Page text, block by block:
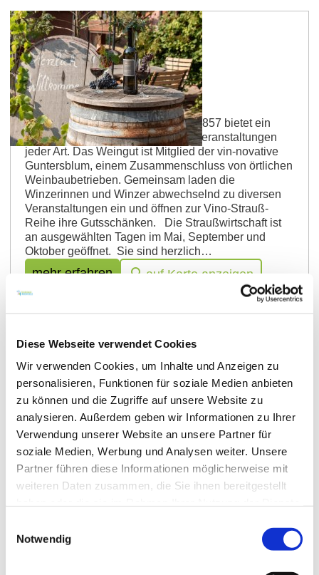
Diese Webseite verwendet Cookies
Wir verwenden Cookies, um Inhalte und Anzeigen zu
personalisieren, Funktionen für soziale Medien anbieten
zu können und die Zugriffe auf unsere Website zu
analysieren. Außerdem geben wir Informationen zu Ihrer
Verwendung unserer Website an unsere Partner für
soziale Medien, Werbung und Analysen weiter. Unsere
Partner führen diese Informationen möglicherweise mit
weiteren Daten zusammen, die Sie ihnen bereitgestellt
Notwendig
Guntersblum
Straußwirtschaft bei Strubs
Das Kreuzgewölbe aus dem Jahr 1857 bietet ein
außergewöhnliches Ambiente für Veranstaltungen
jeder Art. Das Weingut ist Mitglied der vin-novative
Guntersblum, einem Zusammenschluss von örtlichen
Weinbaubetrieben. Gemeinsam laden die
Winzerinnen und Winzer abwechselnd zu diversen
Veranstaltungen ein und öffnen zur Vino-Strauß-
Reihe ihre Gutsschänken. Die Straußwirtschaft ist
an ausgewählten Tagen im Mai, September und
Oktober geöffnet. Sie sind herzlich…
mehr erfahren auf Karte anzeigen
Guntersblum
Straußwirtschaft im Weingut Belzer
Auch 2026 ist es wieder so weit: Die „Montags-bis-
freitags-Saison“ geht in eine neue Runde. Mit kleinen